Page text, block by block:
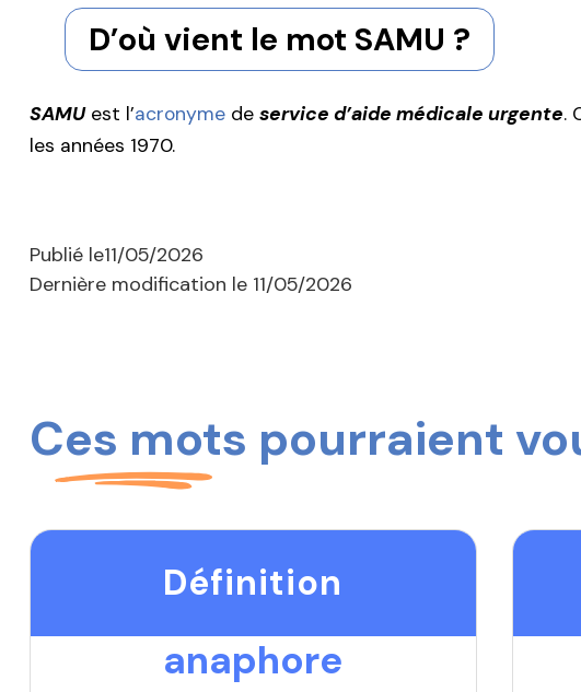
D’où vient le mot SAMU ?
SAMUest l’acronyme de service d’aide médicale urgente.
les années 1970.
Publié le11/05/2026
Dernière modification le 11/05/2026
Ces mots pourraient
Définition
anaphore